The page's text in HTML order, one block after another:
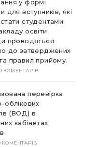
у формі
для вступників, які
студентами
освіти.
проводяться
до затверджених
правил прийому.
КОМЕНТАРІВ
перевірка
облікових
(ВОД) в
кабінетах
КОМЕНТАРІВ